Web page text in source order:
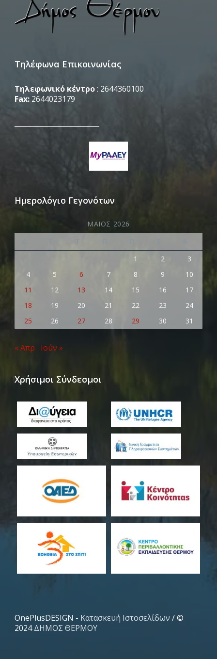
Τηλέφωνα Επικοινωνίας
Τηλεφωνικό κέντρο: 2644360100
Fax: 2644023179
Ημερολόγιο Γεγονότων
ΜΆΙΟΣ 2026
1
2
3
4
5 6 7 8 9
10
11
12 13 14 15 16
17
18
19 20 21 22 23
24
25
26 27 28 29 30 31
« Απρ Ιούν »
Χρήσιμοι Σύνδεσμοι
OnePlusDESIGN - Κατασκευή Ιστοσελίδων / ©
2024ΔΗΜΟΣ ΘΕΡΜΟΥ